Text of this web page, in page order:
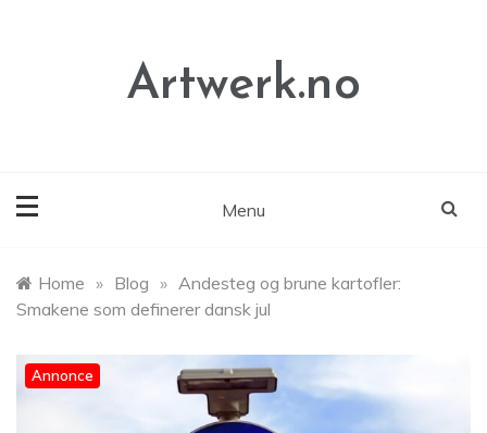
Artwerk.no
Menu
Home » Blog » Andesteg og brune kartofler:
Smakene som definerer dansk jul
Annonce